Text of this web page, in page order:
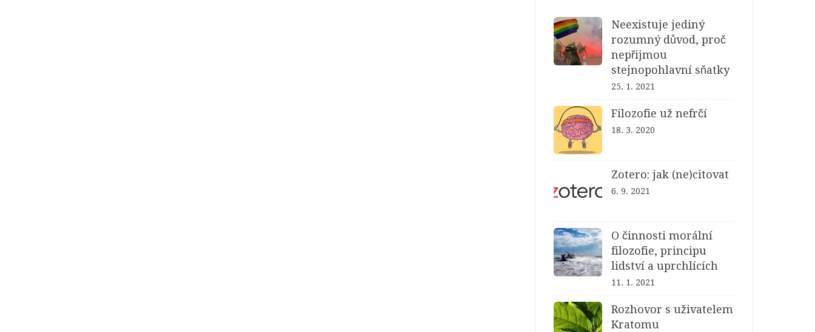
Neexistuje jediný
rozumný důvod, proč
nepřijmou
stejnopohlavní sňatky
25. 1. 2021
Filozofie už nefrčí
18. 3. 2020
Zotero: jak (ne)citovat
6. 9. 2021
O činnosti morální
filozofie, principu
lidství a uprchlících
11. 1. 2021
Rozhovor s uživatelem
Kratomu